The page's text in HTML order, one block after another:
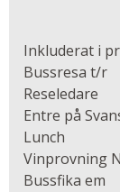
Inkluderat i
Bussresa t/r
Reseledare
Entre på
Lunch
Vinprovning
Bussfika em